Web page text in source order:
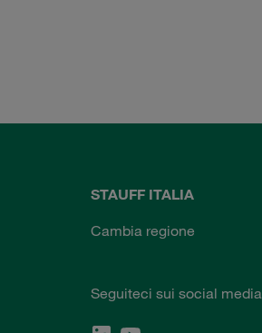
STAUFF ITALIA
Cambia regione
Seguiteci sui social media